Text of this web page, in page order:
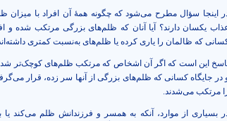
اینجا سؤال مطرح می‌شود که چگونه همۀ آن افراد با میزان
یکسان دارند؟ آیا آنان که ظلم‌های بزرگی مرتکب شده و
که ظالمان را یاری کرده یا ظلم‌های به‌نسبت کمتری
این است که اگر آن اشخاص که مرتکب ظلم‌های کوچک‌تر
در جایگاه کسانی که ظلم‌های بزرگی از آنها سر زده، قرار
مرتکب می‌شدند.
بسیاری از موارد، آنکه به همسر و فرزندانش ظلم می‌کند یا